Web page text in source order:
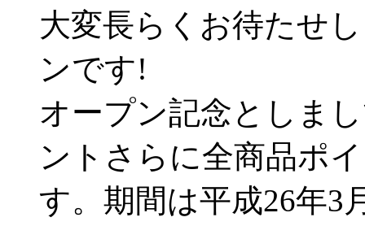
大変長らくお待たせ
ンです!
オープン記念としま
ントさらに全商品ポ
す。期間は平成26年3